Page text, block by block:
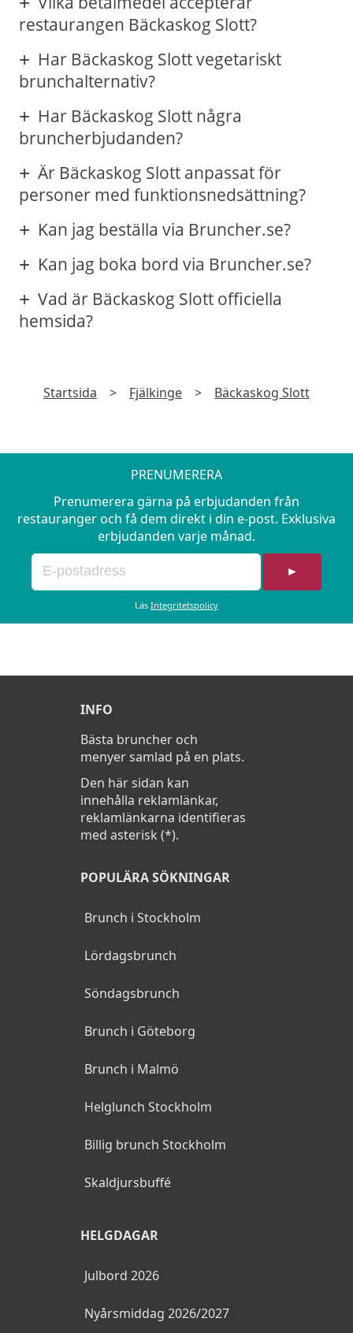
restaurangen Bäckaskog Slott?
Har Bäckaskog Slott vegetariskt
brunchalternativ?
Har Bäckaskog Slott några
bruncherbjudanden?
Är Bäckaskog Slott anpassat för
personer med funktionsnedsättning?
Kan jag beställa via Bruncher.se?
Kan jag boka bord via Bruncher.se?
Vad är Bäckaskog Slott officiella
hemsida?
Startsida > Fjälkinge > Bäckaskog Slott
PRENUMERERA
Prenumerera gärna på erbjudanden från
restauranger och få dem direkt i din e-post. Exklusiva
erbjudanden varje månad.
►
Läs Integritetspolicy
INFO
Bästa bruncher och
menyer samlad på en plats.
Den här sidan kan
innehålla reklamlänkar,
reklamlänkarna identifieras
med asterisk (*).
POPULÄRA SÖKNINGAR
Brunch i Stockholm
Lördagsbrunch
Söndagsbrunch
Brunch i Göteborg
Brunch i Malmö
Helglunch Stockholm
Billig brunch Stockholm
Skaldjursbuffé
HELGDAGAR
Julbord 2026
Nyårsmiddag 2026/2027